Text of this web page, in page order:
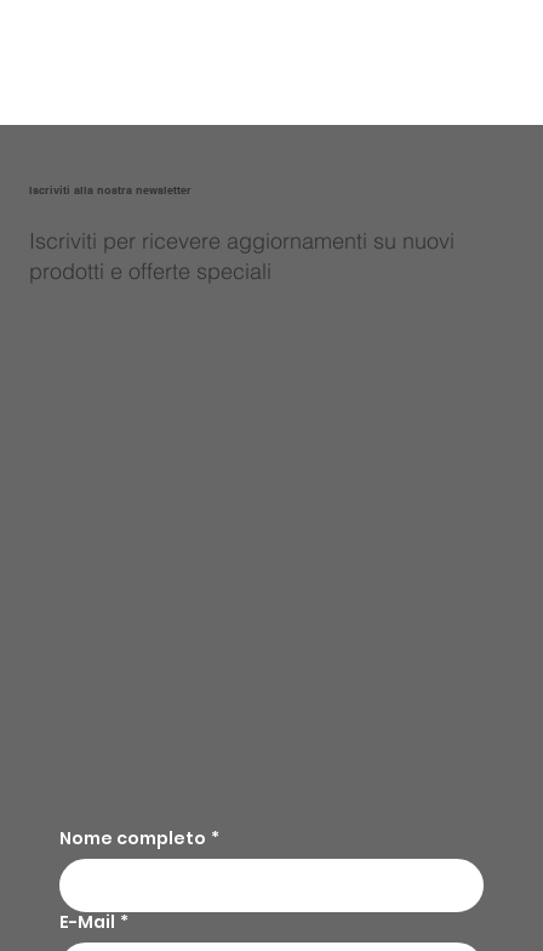
Iscriviti alla nostra newsletter
Iscriviti per ricevere aggiornamenti su nuovi
prodotti e offerte speciali
Nome completo *
E-Mail *